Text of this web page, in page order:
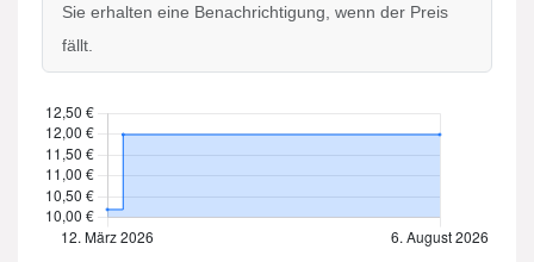
Sie erhalten eine Benachrichtigung, wenn der Preis
fällt.